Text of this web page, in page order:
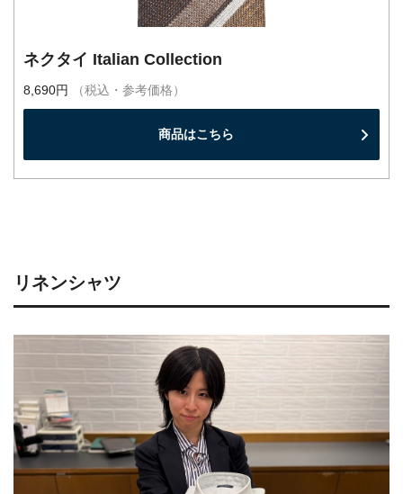
ネクタイ Italian Collection
8,690円 （税込・参考価格）
商品はこちら
リネンシャツ